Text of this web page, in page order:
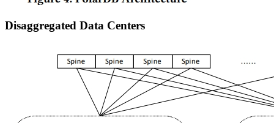
Disaggregated Data Centers